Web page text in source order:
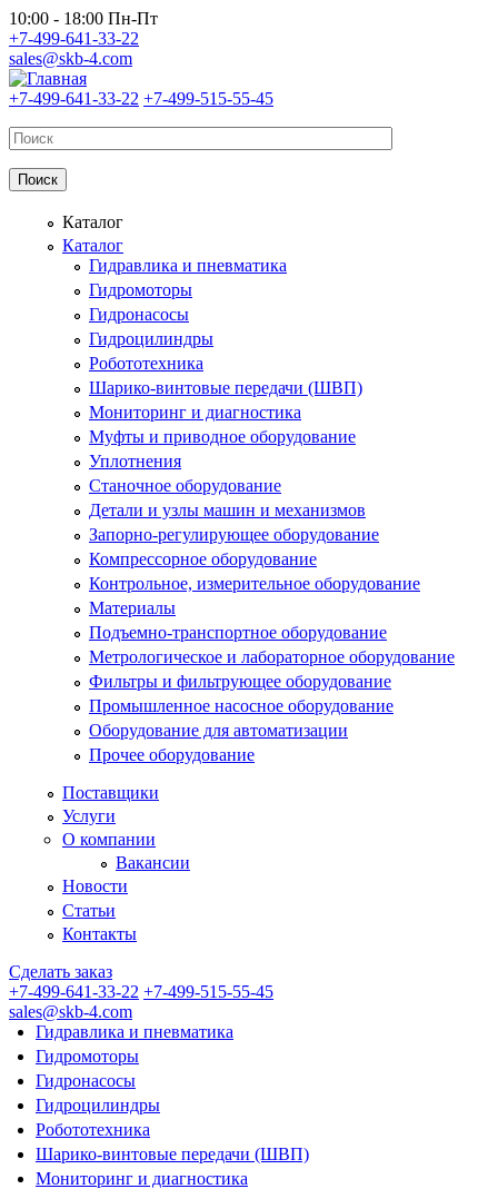
Перейти к основному содержанию
10:00 - 18:00 Пн-Пт
+7-499-641-33-22
sales@skb-4.com
+7-499-641-33-22 +7-499-515-55-45
Каталог
Каталог
Гидравлика и пневматика
Гидромоторы
Гидронасосы
Гидроцилиндры
Робототехника
Шарико-винтовые передачи (ШВП)
Мониторинг и диагностика
Муфты и приводное оборудование
Уплотнения
Станочное оборудование
Детали и узлы машин и механизмов
Запорно-регулирующее оборудование
Компрессорное оборудование
Контрольное, измерительное оборудование
Материалы
Подъемно-транспортное оборудование
Метрологическое и лабораторное оборудование
Фильтры и фильтрующее оборудование
Промышленное насосное оборудование
Оборудование для автоматизации
Прочее оборудование
Поставщики
Услуги
О компании
Вакансии
Новости
Статьи
Контакты
Сделать заказ
+7-499-641-33-22 +7-499-515-55-45
sales@skb-4.com
Гидравлика и пневматика
Гидромоторы
Гидронасосы
Гидроцилиндры
Робототехника
Шарико-винтовые передачи (ШВП)
Мониторинг и диагностика